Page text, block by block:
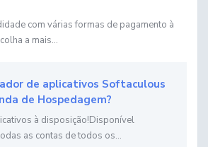
com várias formas de pagamento à
a mais...
de aplicativos Softaculous
de Hospedagem?
à disposição!Disponível
as contas de todos os...